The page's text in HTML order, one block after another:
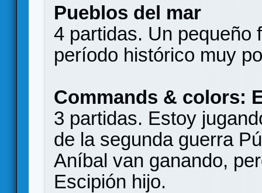
Pueblos del mar
4 partidas. Un pequeño
período histórico muy
Commands & colors:
3 partidas. Estoy
de la segunda guerra
Aníbal van ganando,
Escipión hijo.